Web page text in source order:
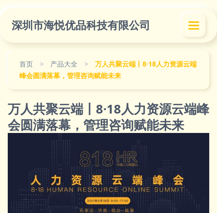
深圳市海悦优品科技有限公司
首页 > 产品大全 >
万人共聚云端丨8·18人力资源云端
峰会圆满落幕，管理咨询赋能未来
万人共聚云端丨8·18人力资源云端峰
会圆满落幕，管理咨询赋能未来